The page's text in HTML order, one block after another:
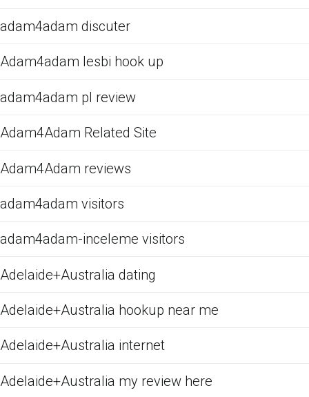
adam4adam discuter
Adam4adam lesbi hook up
adam4adam pl review
Adam4Adam Related Site
Adam4Adam reviews
adam4adam visitors
adam4adam-inceleme visitors
Adelaide+Australia dating
Adelaide+Australia hookup near me
Adelaide+Australia internet
Adelaide+Australia my review here